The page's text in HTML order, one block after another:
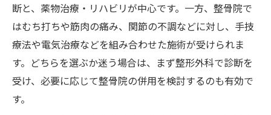
保険手続きで失敗しない事故治療の流れを
解説
事故治療で知っておくべき慰謝料の基礎知
識
断と、薬物治療・リハビリが中心です。一方、整骨院で
はむち打ちや筋肉の痛み、関節の不調などに対し、手技
療法や電気治療などを組み合わせた施術が受けられま
す。どちらを選ぶか迷う場合は、まず整形外科で診断を
受け、必要に応じて整骨院の併用を検討するのも有効で
す。